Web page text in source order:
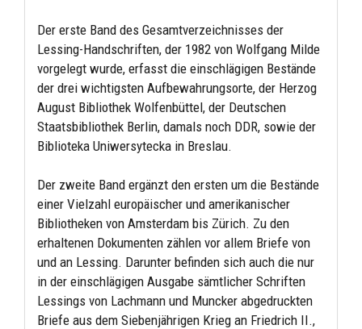
Der erste Band des Gesamtverzeichnisses der
Lessing-Handschriften, der 1982 von Wolfgang Milde
vorgelegt wurde, erfasst die einschlägigen Bestände
der drei wichtigsten Aufbewahrungsorte, der Herzog
August Biblio­thek Wolfenbüttel, der Deutschen
Staatsbibliothek Berlin, damals noch DDR, sowie der
Biblioteka Uniwersytecka in Breslau.
Der zweite Band ergänzt den ersten um die Bestände
einer Vielzahl europäischer und amerikanischer
Bibliotheken von Amsterdam bis Zürich. Zu den
erhaltenen Dokumenten zählen vor allem Briefe von
und an Lessing. Darunter befinden sich auch die nur
in der einschlägigen Ausgabe sämtlicher Schriften
Lessings von Lachmann und Muncker abgedruckten
Briefe aus dem Siebenjährigen Krieg an Friedrich II.,